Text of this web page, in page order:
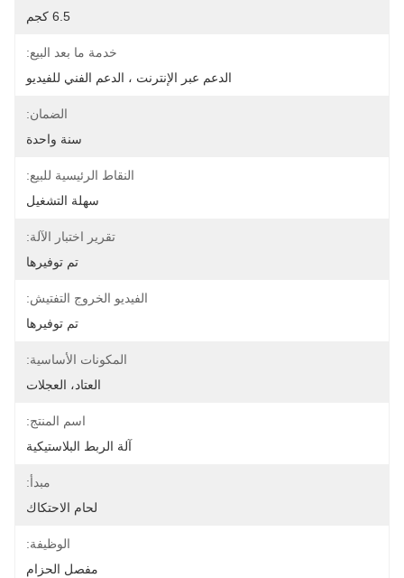
6.5 كجم
خدمة ما بعد البيع:
الدعم عبر الإنترنت ، الدعم الفني للفيديو
الضمان:
سنة واحدة
النقاط الرئيسية للبيع:
سهلة التشغيل
تقرير اختبار الآلة:
تم توفيرها
الفيديو الخروج التفتيش:
تم توفيرها
المكونات الأساسية:
العتاد، العجلات
اسم المنتج:
آلة الربط البلاستيكية
مبدأ:
لحام الاحتكاك
الوظيفة:
مفصل الحزام